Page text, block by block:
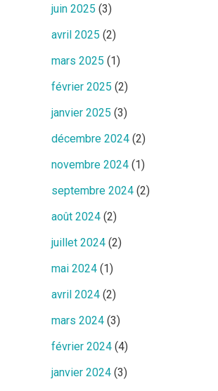
juin 2025 (3)
avril 2025 (2)
mars 2025 (1)
février 2025 (2)
janvier 2025 (3)
décembre 2024 (2)
novembre 2024 (1)
septembre 2024 (2)
août 2024 (2)
juillet 2024 (2)
mai 2024 (1)
avril 2024 (2)
mars 2024 (3)
février 2024 (4)
janvier 2024 (3)